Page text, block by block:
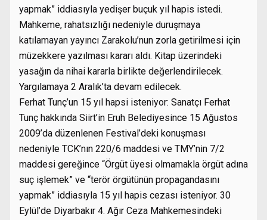
yapmak” iddiasıyla yedişer buçuk yıl hapis istedi.
Mahkeme, rahatsızlığı nedeniyle duruşmaya
katılamayan yayıncı Zarakolu’nun zorla getirilmesi için
müzekkere yazılması kararı aldı. Kitap üzerindeki
yasağın da nihai kararla birlikte değerlendirilecek.
Yargılamaya 2 Aralık’ta devam edilecek.
Ferhat Tunç’un 15 yıl hapsi isteniyor: Sanatçı Ferhat
Tunç hakkında Siirt’in Eruh Belediyesince 15 Ağustos
2009’da düzenlenen Festival’deki konuşması
nedeniyle TCK’nın 220/6 maddesi ve TMY’nin 7/2
maddesi gereğince “Örgüt üyesi olmamakla örgüt adına
suç işlemek” ve “terör örgütünün propagandasını
yapmak” iddiasıyla 15 yıl hapis cezası isteniyor. 30
Eylül’de Diyarbakır 4. Ağır Ceza Mahkemesindeki